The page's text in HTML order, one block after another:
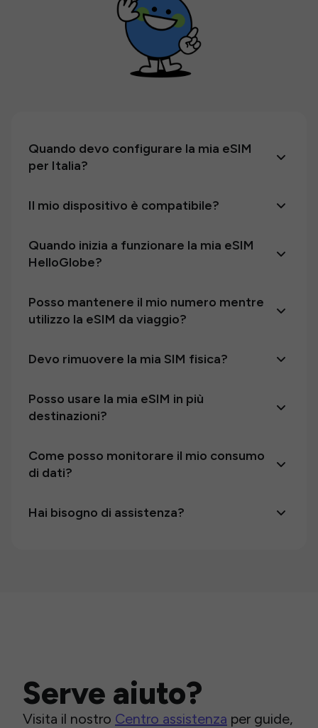
Quando devo configurare la mia eSIM
per Italia?
Il mio dispositivo è compatibile?
Quando inizia a funzionare la mia eSIM
HelloGlobe?
Posso mantenere il mio numero mentre
utilizzo la eSIM da viaggio?
Devo rimuovere la mia SIM fisica?
Posso usare la mia eSIM in più
destinazioni?
Come posso monitorare il mio consumo
di dati?
Hai bisogno di assistenza?
Serve aiuto?
Visita il nostro Centro assistenza per guide,